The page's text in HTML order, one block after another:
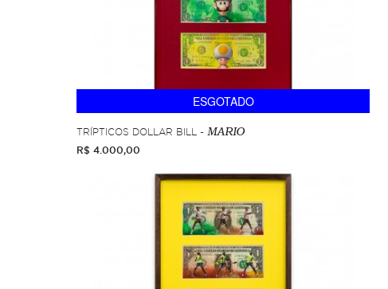
ESGOTADO
TRÍPTICOS DOLLAR BILL - MARIO
R$ 4.000,00